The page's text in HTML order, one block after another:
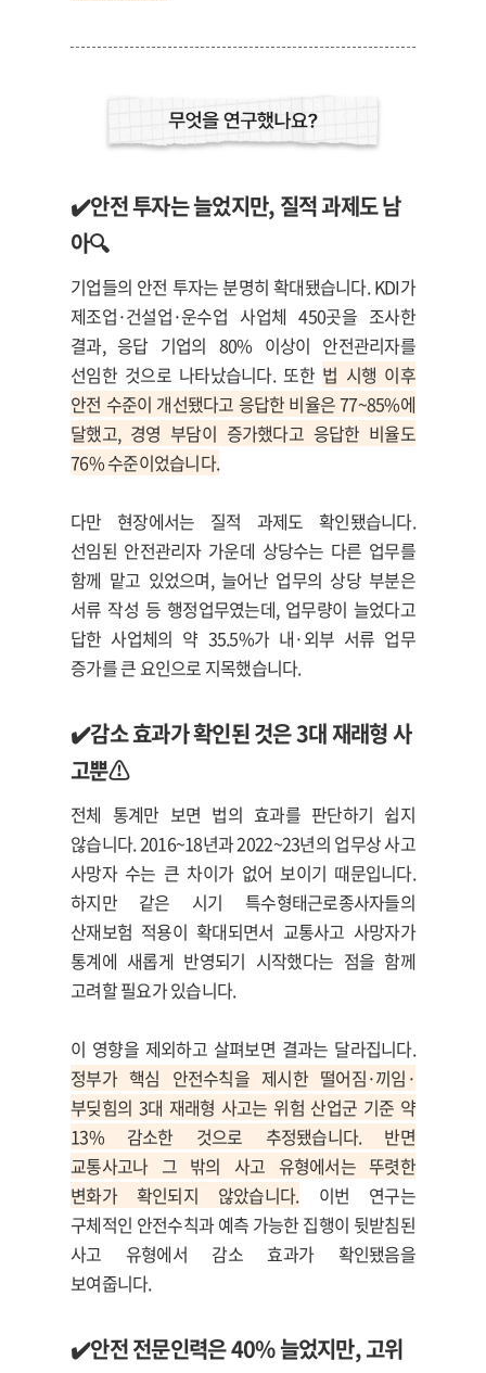
✔️안전 투자는 늘었지만, 질적 과제도 남
아🔍
기업들의 안전 투자는 분명히 확대됐습니다. KDI가
제조업·건설업·운수업 사업체 450곳을 조사한
결과, 응답 기업의 80% 이상이 안전관리자를
선임한 것으로 나타났습니다. 또한 법 시행 이후
안전 수준이 개선됐다고 응답한 비율은 77~85%에
달했고, 경영 부담이 증가했다고 응답한 비율도
76% 수준이었습니다.
다만 현장에서는 질적 과제도 확인됐습니다.
선임된 안전관리자 가운데 상당수는 다른 업무를
함께 맡고 있었으며, 늘어난 업무의 상당 부분은
서류 작성 등 행정업무였는데, 업무량이 늘었다고
답한 사업체의 약 35.5%가 내·외부 서류 업무
증가를 큰 요인으로 지목했습니다.
✔️감소 효과가 확인된 것은 3대 재래형 사
고뿐⚠️
전체 통계만 보면 법의 효과를 판단하기 쉽지
않습니다. 2016~18년과 2022~23년의 업무상 사고
사망자 수는 큰 차이가 없어 보이기 때문입니다.
하지만 같은 시기 특수형태근로종사자들의
산재보험 적용이 확대되면서 교통사고 사망자가
통계에 새롭게 반영되기 시작했다는 점을 함께
고려할 필요가 있습니다.
이 영향을 제외하고 살펴보면 결과는 달라집니다.
정부가 핵심 안전수칙을 제시한 떨어짐·끼임·
부딪힘의 3대 재래형 사고는 위험 산업군 기준 약
13% 감소한 것으로 추정됐습니다. 반면
교통사고나 그 밖의 사고 유형에서는 뚜렷한
변화가 확인되지 않았습니다.
이번 연구는
구체적인 안전수칙과 예측 가능한 집행이 뒷받침된
사고 유형에서 감소 효과가 확인됐음을
보여줍니다.
✔️안전 전문인력은40%늘었지만,고위